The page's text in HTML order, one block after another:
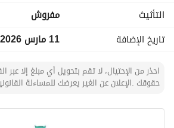
التأثيث
مفروش
تاريخ الإضافة
11 مارس 2026
احذر من الإحتيال، لا تقم بتحويل أي مبلغ إلا عبر
حقوقك .الإعلان عن الغير يعرضك للمساءلة